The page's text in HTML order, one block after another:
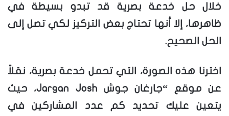
خلال حل خدعة بصرية قد تبدو بسيطة في
ظاهرها، إلا أنها تحتاج بعض التركيز لكي تصل إلى
الحل الصحيح.
اخترنا هذه الصورة، التي تحمل خدعة بصرية، نقلاً
عن موقع “جارغان جوش Jargan Josh، حيث
يتعين عليك تحديد كم عدد المشاركين في